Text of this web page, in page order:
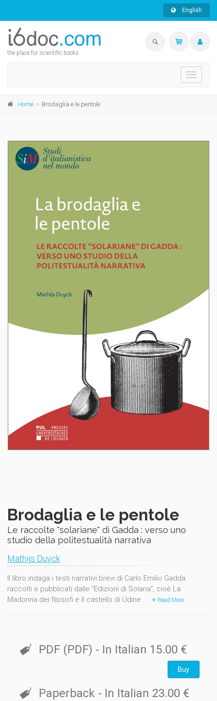
English
the place for scientific books
Toggle
Home Brodaglia e le pentole
Brodaglia e le pentole
Le raccolte "solariane" di Gadda : verso uno
studio della politestualità narrativa
Mathijs Duyck
Il libro indaga i testi narrativi brevi di Carlo Emilio Gadda
raccolti e pubblicati dalle "Edizioni di Solaria", cioè La
Madonna dei filosofi e Il castello di Udine.
Read More
PDF (PDF) - In Italian 15.00 €
Buy
Paperback - In Italian 23.00 €